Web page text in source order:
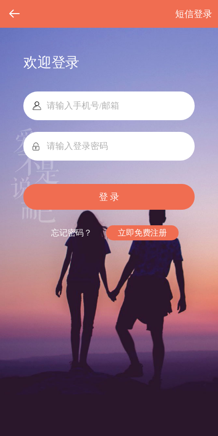
短信登录
欢迎登录
登 录
忘记密码？ 立即免费注册